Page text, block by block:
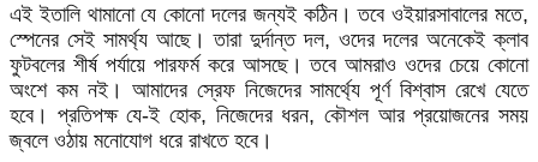
এই ইতালি থামানো যে কোনো দলের জন্যই কঠিন। তবে ওইয়ারসাবালের মতে,
স্পেনের সেই সামর্থ্য আছে। তারা দুর্দান্ত দল, ওদের দলের অনেকেই ক্লাব
ফুটবলের শীর্ষ পর্যায়ে পারফর্ম করে আসছে। তবে আমরাও ওদের চেয়ে কোনো
অংশে কম নই। আমাদের স্রেফ নিজেদের সামর্থ্যে পূর্ণ বিশ্বাস রেখে যেতে
হবে। প্রতিপক্ষ যে-ই হোক, নিজেদের ধরন, কৌশল আর প্রয়োজনের সময়
জ্বলে ওঠায় মনোযোগ ধরে রাখতে হবে।